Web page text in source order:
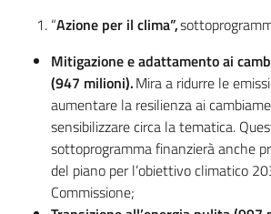
Argomenti
“Azione per il clima”,
Mitigazione e adattamento ai
(947 milioni).Mira a ridurre le
aumentare la resilienza ai
sensibilizzare circa la tematica.
sottoprogramma finanzierà anche
del piano per l’obiettivo climatico
Commissione;